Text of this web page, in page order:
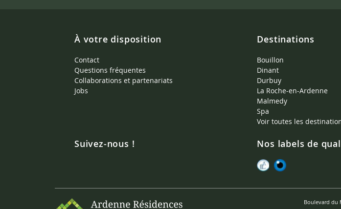
À votre disposition
Contact
Questions fréquentes
Collaborations et partenariats
Jobs
Destinations
Bouillon
Dinant
Durbuy
La Roche-en-Ardenne
Malmedy
Spa
Voir toutes les
Suivez-nous ! Nos labels de
Boulevard du